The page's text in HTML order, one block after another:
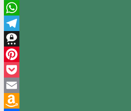
Twitter
WhatsApp
Telegram
Threema
Pinterest
Pocket
Email